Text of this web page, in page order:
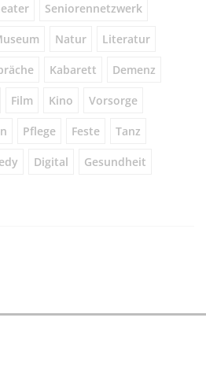
Seniorennetzwerk
Natur Literatur
Kabarett Demenz
Film Kino Vorsorge
Pflege Feste Tanz
Digital Gesundheit